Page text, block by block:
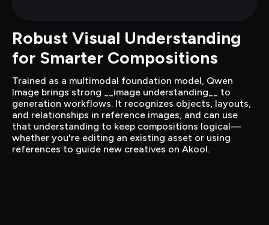
Robust Visual Understanding
for Smarter Compositions
Trained as a multimodal foundation model, Qwen
Image brings strong __image understanding__ to
generation workflows. It recognizes objects, layouts,
and relationships in reference images, and can use
that understanding to keep compositions logical—
whether you're editing an existing asset or using
references to guide new creatives on Akool.